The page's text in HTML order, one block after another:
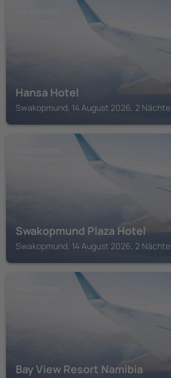
Hansa Hotel
Swakopmund, 14 August 2026, 2 Nächte
Swakopmund Plaza Hotel
Swakopmund, 14 August 2026, 2 Nächte
Bay View Resort Namibia